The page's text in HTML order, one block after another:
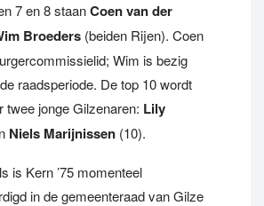
7 en 8 staanCoen van der
Broeders (beiden Rijen). Coen
Wim is bezig
raadsperiode. De top 10 wordt
twee jonge Gilzenaren: Lily
Niels Marijnissen (10).
is Kern ’75 momenteel
in de gemeenteraad van Gilze